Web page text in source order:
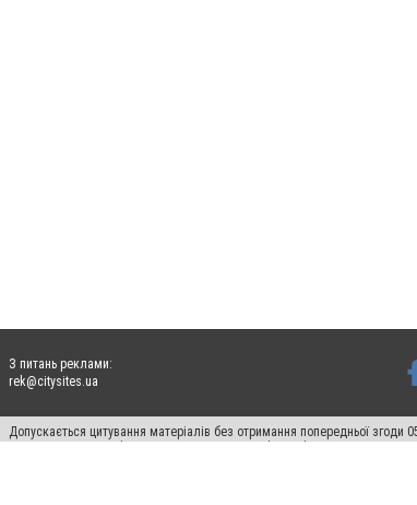
З питань реклами:
rek@citysites.ua
Допускається цитування матеріалів без отримання попередньої
пошукових систем гіперпосилання на цитовані статті не нижче